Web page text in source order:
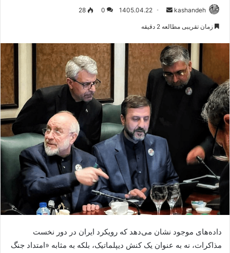
kashandeh
ارسال1405.04.22
0
28
زمان تقریبی مطالعه 2 دقیقه
داده‌های موجود نشان می‌دهد که رویکرد ایران در دور نخست
مذاکرات، نه به عنوان یک کنش دیپلماتیک، بلکه به مثابه «امتداد جنگ